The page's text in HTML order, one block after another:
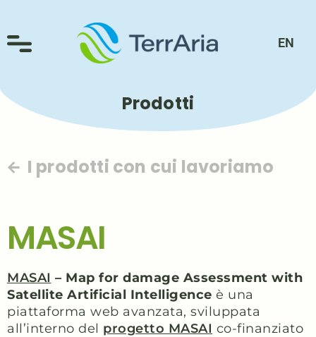
EN
Prodotti
I prodotti con cui lavoriamo
MASAI
MASAI – Map for damage Assessment with
Satellite Artificial Intelligence è una
piattaforma web avanzata, sviluppata
all’interno del progetto MASAI co-finanziato